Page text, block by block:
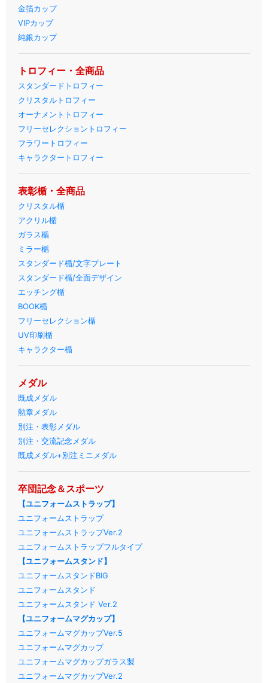
金箔カップ
VIPカップ
純銀カップ
トロフィー・全商品
スタンダードトロフィー
クリスタルトロフィー
オーナメントトロフィー
フリーセレクショントロフィー
フラワートロフィー
キャラクタートロフィー
表彰楯・全商品
クリスタル楯
アクリル楯
ガラス楯
ミラー楯
スタンダード楯/文字プレート
スタンダード楯/全面デザイン
エッチング楯
BOOK楯
フリーセレクション楯
UV印刷楯
キャラクター楯
メダル
既成メダル
勲章メダル
別注・表彰メダル
別注・交流記念メダル
既成メダル+別注ミニメダル
卒団記念＆スポーツ
【ユニフォームストラップ】
ユニフォームストラップ
ユニフォームストラップVer.2
ユニフォームストラップフルタイプ
【ユニフォームスタンド】
ユニフォームスタンドBIG
ユニフォームスタンド
ユニフォームスタンド Ver.2
【ユニフォームマグカップ】
ユニフォームマグカップVer.5
ユニフォームマグカップ
ユニフォームマグカップガラス製
ユニフォームマグカップVer.2